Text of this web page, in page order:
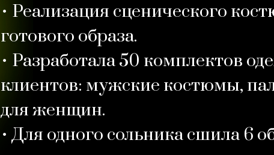
• Реализация сценического
готового образа.
• Разработала 50 комплектов
клиентов: мужские костюмы,
для женщин.
• Для одного сольника сшила 6